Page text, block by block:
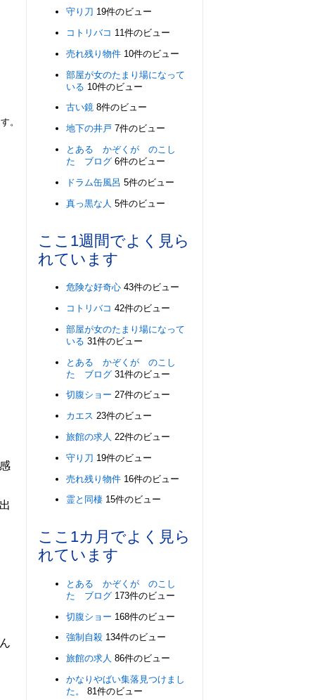
。
守り刀 19件のビュー
コトリバコ 11件のビュー
売れ残り物件 10件のビュー
部屋が女のたまり場になって
いる 10件のビュー
古い鏡 8件のビュー
地下の井戸 7件のビュー
とある かぞくが のこし
た ブログ 6件のビュー
ドラム缶風呂 5件のビュー
真っ黒な人 5件のビュー
ここ1週間でよく見ら
れています
危険な好奇心 43件のビュー
コトリバコ 42件のビュー
部屋が女のたまり場になって
いる 31件のビュー
とある かぞくが のこし
た ブログ 31件のビュー
切腹ショー 27件のビュー
カエス 23件のビュー
旅館の求人 22件のビュー
守り刀 19件のビュー
売れ残り物件 16件のビュー
霊と同棲 15件のビュー
ここ1カ月でよく見ら
れています
とある かぞくが のこし
た ブログ 173件のビュー
切腹ショー 168件のビュー
強制自殺 134件のビュー
旅館の求人 86件のビュー
かなりやばい集落見つけまし
た。
81件のビュー